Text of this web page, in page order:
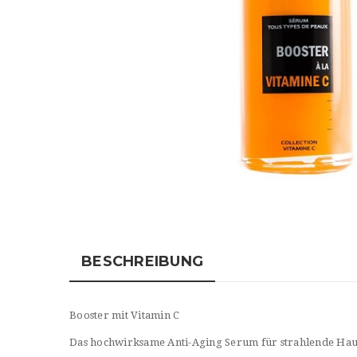
BESCHREIBUNG
Booster mit Vitamin C
Das hochwirksame Anti-Aging Serum für strahlende